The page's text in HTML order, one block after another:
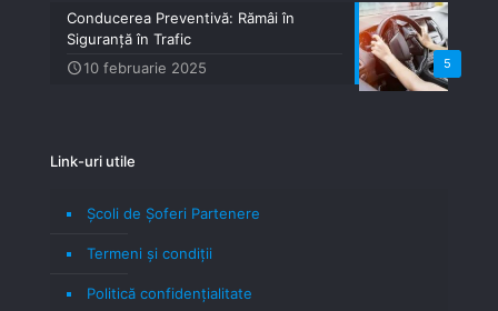
5
Conducerea Preventivă: Rămâi în
Siguranță în Trafic
10 februarie 2025
Link-uri utile
Școli de Șoferi Partenere
Termeni şi condiţii
Politică confidenţialitate